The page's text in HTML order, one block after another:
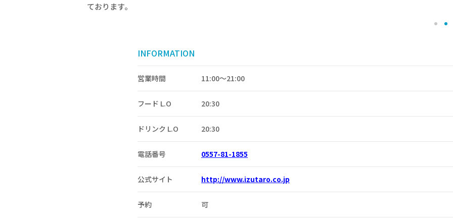
ております。
INFORMATION
営業時間 11:00〜21:00
フード L.O 20:30
ドリンク L.O 20:30
電話番号 0557-81-1855
公式サイト http://www.izutaro.co.jp
予約 可